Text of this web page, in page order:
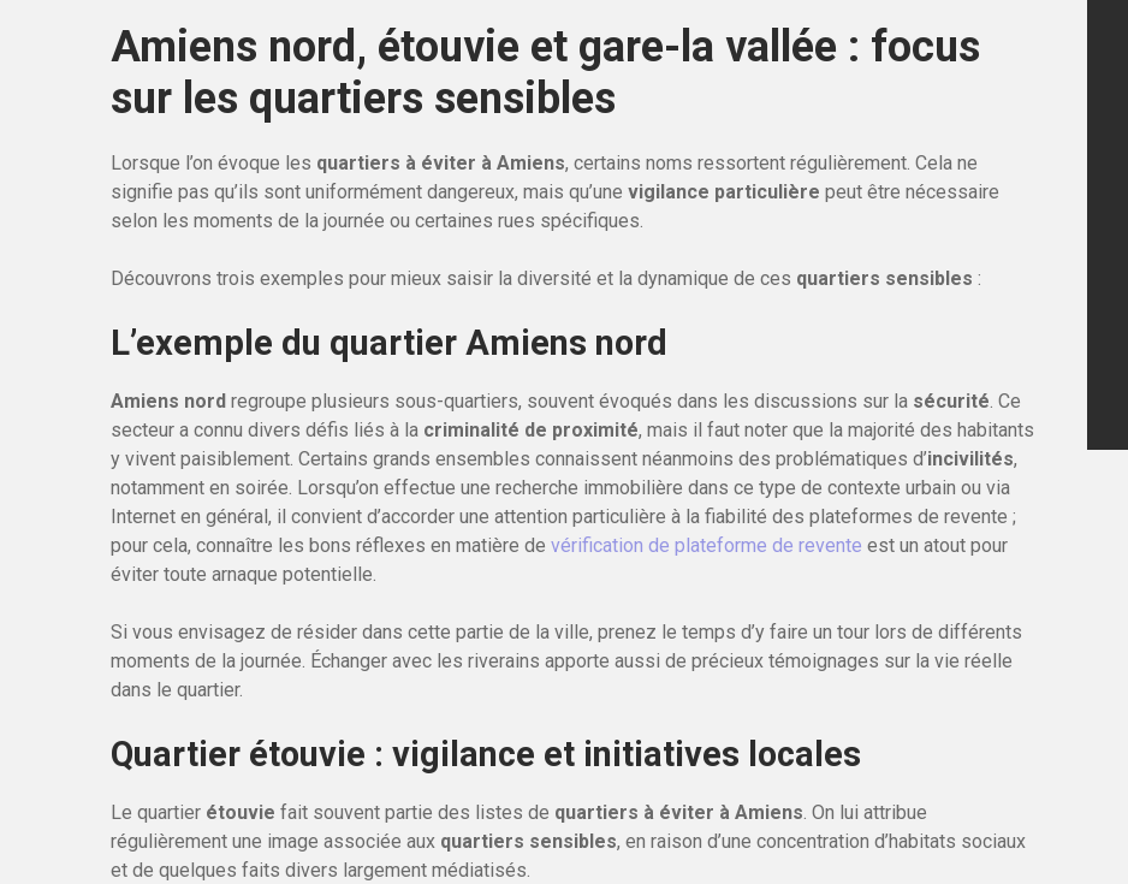
Amiens nord, étouvie et gare-la vallée : focus
sur les quartiers sensibles
Lorsque l’on évoque les quartiers à éviter à Amiens, certains noms ressortent régulièrement. Cela ne
signifie pas qu’ils sont uniformément dangereux, mais qu’une vigilance particulière peut être nécessaire
selon les moments de la journée ou certaines rues spécifiques.
Découvrons trois exemples pour mieux saisir la diversité et la dynamique de ces quartiers sensibles :
L’exemple du quartier Amiens nord
Amiens nord regroupe plusieurs sous-quartiers, souvent évoqués dans les discussions sur la sécurité. Ce
secteur a connu divers défis liés à la criminalité de proximité, mais il faut noter que la majorité des habitants
y vivent paisiblement. Certains grands ensembles connaissent néanmoins des problématiques d’incivilités,
notamment en soirée. Lorsqu’on effectue une recherche immobilière dans ce type de contexte urbain ou via
Internet en général, il convient d’accorder une attention particulière à la fiabilité des plateformes de revente ;
pour cela, connaître les bons réflexes en matière de vérification de plateforme de revente est un atout pour
éviter toute arnaque potentielle.
Si vous envisagez de résider dans cette partie de la ville, prenez le temps d’y faire un tour lors de différents
moments de la journée. Échanger avec les riverains apporte aussi de précieux témoignages sur la vie réelle
dans le quartier.
Quartier étouvie : vigilance et initiatives locales
Le quartier étouvie fait souvent partie des listes de quartiers à éviter à Amiens. On lui attribue
régulièrement une image associée aux quartiers sensibles, en raison d’une concentration d’habitats sociaux
et de quelques faits divers largement médiatisés.